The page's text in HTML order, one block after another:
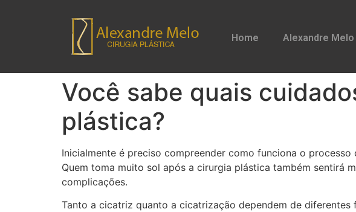
Home Alexandre Melo
Você sabe quais
plástica?
Inicialmente é preciso compreender como funciona o
Quem toma muito sol após a cirurgia plástica também sentirá
complicações.
Tanto a cicatriz quanto a cicatrização dependem de